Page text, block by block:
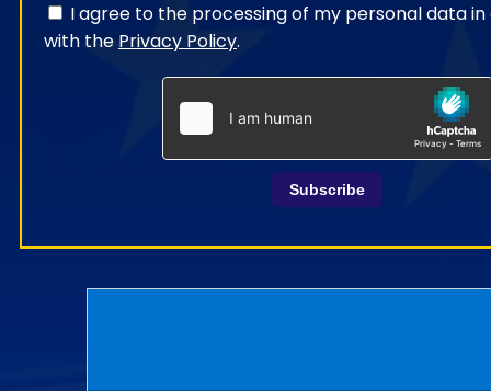
I agree to the processing of my personal data
with the Privacy Policy.
Subscribe